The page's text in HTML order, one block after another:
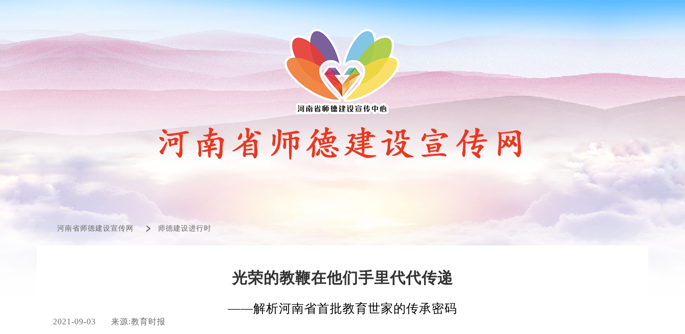
河南省师德建设宣传网 师德建设进行时
光荣的教鞭在他们手里代代传递
——解析河南省首批教育世家的传承密码
2021-09-03 来源:教育时报